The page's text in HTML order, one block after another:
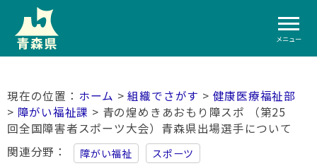
メニュー
ホーム >組織でさがす > 健康医療福祉部
> 障がい福祉課 > 青の煌めきあおもり障スポ （第25
回全国障害者スポーツ大会）青森県出場選手について
関連分野
障がい福祉 スポーツ